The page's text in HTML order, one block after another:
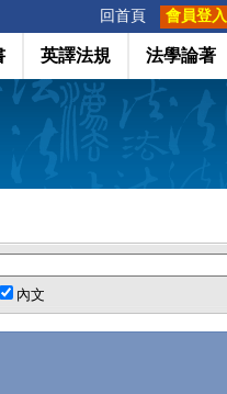
回首頁 會員登入
英譯法規 法學論著
內文